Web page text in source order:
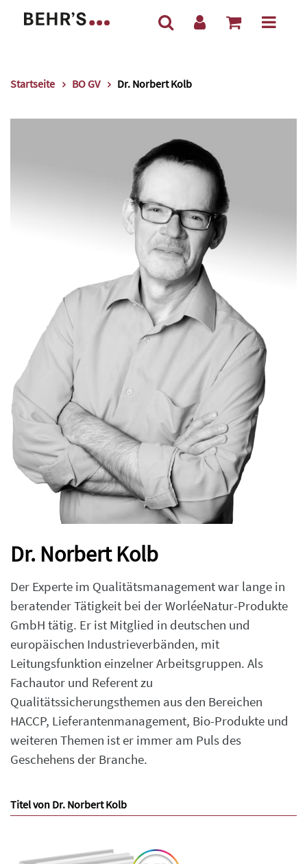
Startseite BO GV Dr. Norbert Kolb
Dr. Norbert Kolb
Der Experte im Qualitätsmanagement war lange in
beratender Tätigkeit bei der WorléeNatur-Produkte
GmbH tätig. Er ist Mitglied in deutschen und
europäischen Industrieverbänden, mit
Leitungsfunktion einzelner Arbeitsgruppen. Als
Fachautor und Referent zu
Qualitätssicherungsthemen aus den Bereichen
HACCP, Lieferantenmanagement, Bio-Produkte und
weiteren Themen ist er immer am Puls des
Geschehens der Branche.
Titel von Dr. Norbert Kolb